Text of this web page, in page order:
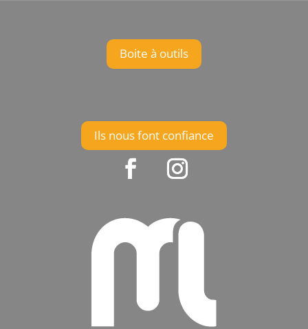
Boite à outils
Ils nous font confiance